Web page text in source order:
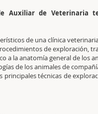
Auxiliar de Veterinaria
de una clínica
de exploración,
a la anatomía general de los
de los animales de
principales técnicas de